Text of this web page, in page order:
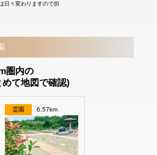
日々変わりますので担
圏内の
て地図で確認)
霊園 6.57km